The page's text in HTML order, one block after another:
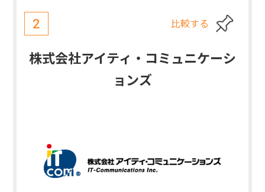
2 比較する
株式会社アイティ・コミュニケーシ
ョンズ